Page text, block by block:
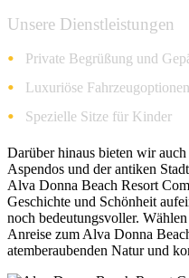
Unsere Dienstleistungen
Private Begrüßung und
Luxuriöse Fahrzeugoptionen
Spezielle Sitze für Kinder
Darüber hinaus bieten wir
Aspendos und der antiken
Alva Donna Beach Resort
Geschichte und Schönheit
noch bedeutungsvoller.
Anreise zum Alva Donna
atemberaubenden Natur und